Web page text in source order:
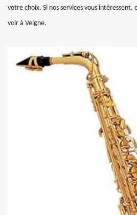
votre choix. Si nos services vous intéressent,
voir à Veigne.